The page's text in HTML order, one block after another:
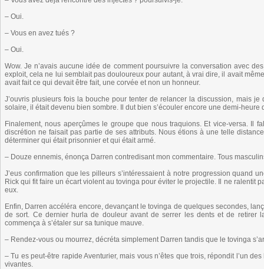
– Oui.
– Vous en avez tués ?
– Oui.
Wow. Je n’avais aucune idée de comment poursuivre la conversation avec
exploit, cela ne lui semblait pas douloureux pour autant, à vrai dire, il avait
avait fait ce qui devait être fait, une corvée et non un honneur.
J’ouvris plusieurs fois la bouche pour tenter de relancer la discussion, mais
solaire, il était devenu bien sombre. Il dut bien s’écouler encore une demi-heure
Finalement, nous aperçûmes le groupe que nous traquions. Et vice-versa. Il
discrétion ne faisait pas partie de ses attributs. Nous étions à une telle
déterminer qui était prisonnier et qui était armé.
– Douze ennemis, énonça Darren contredisant mon commentaire. Tous
J’eus confirmation que les pilleurs s’intéressaient à notre progression quand
Rick qui fit faire un écart violent au tovinga pour éviter le projectile. Il ne ralentit
eux.
Enfin, Darren accéléra encore, devançant le tovinga de quelques secondes,
de sort. Ce dernier hurla de douleur avant de serrer les dents et de retirer
commença à s’étaler sur sa tunique mauve.
– Rendez-vous ou mourrez, décréta simplement Darren tandis que le tovinga
– Tu es peut-être rapide Aventurier, mais vous n’êtes que trois, répondit l’un
vivantes.